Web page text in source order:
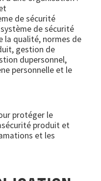
de sécurité
de sécurité
la qualité, normes de
gestion de
dupersonnel,
personnelle et le
protéger le
produit et
et les